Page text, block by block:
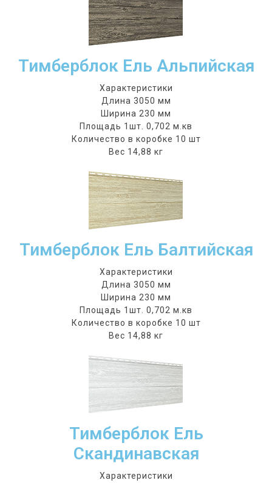
Тимберблок Ель Альпийская
Характеристики
Длина 3050 мм
Ширина 230 мм
Площадь 1шт. 0,702 м.кв
Количество в коробке 10 шт
Вес 14,88 кг
Тимберблок Ель Балтийская
Характеристики
Длина 3050 мм
Ширина 230 мм
Площадь 1шт. 0,702 м.кв
Количество в коробке 10 шт
Вес 14,88 кг
Тимберблок Ель
Скандинавская
Характеристики